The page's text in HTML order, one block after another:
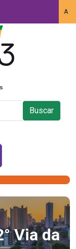
A
Buscar
Via da